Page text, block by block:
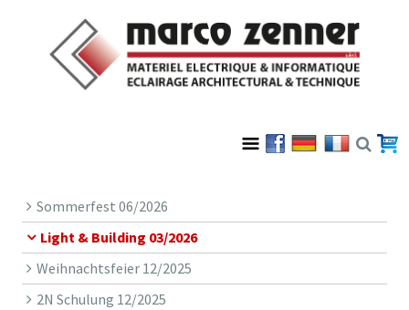
Sommerfest 06/2026
Light & Building 03/2026
Weihnachtsfeier 12/2025
2N Schulung 12/2025